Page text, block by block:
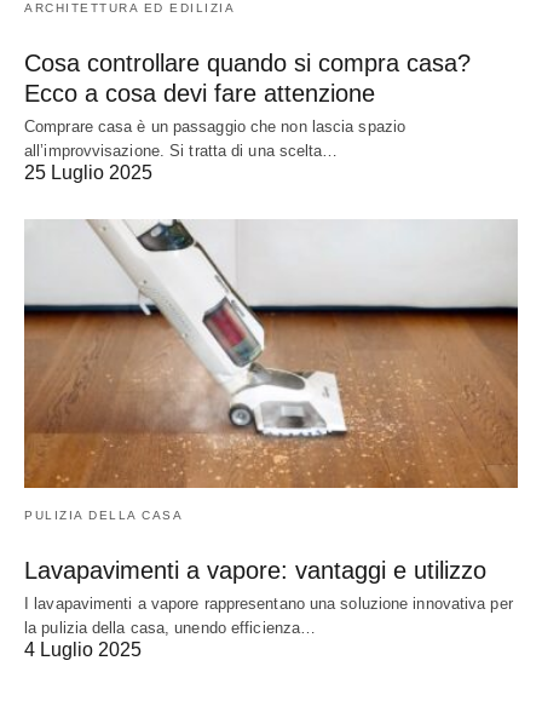
ARCHITETTURA ED EDILIZIA
Cosa controllare quando si compra casa?
Ecco a cosa devi fare attenzione
Comprare casa è un passaggio che non lascia spazio
all’improvvisazione. Si tratta di una scelta…
25 Luglio 2025
PULIZIA DELLA CASA
Lavapavimenti a vapore: vantaggi e utilizzo
I lavapavimenti a vapore rappresentano una soluzione innovativa per
la pulizia della casa, unendo efficienza…
4 Luglio 2025